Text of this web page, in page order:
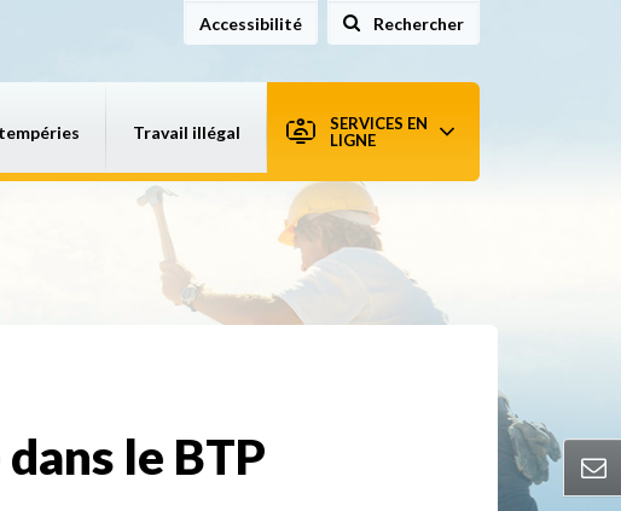
Accessibilité Rechercher
Travail illégal
SERVICES EN
LIGNE
le BTP